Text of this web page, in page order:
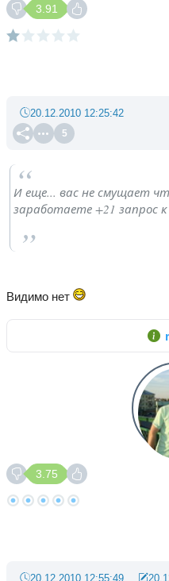
3.91
5
20.12.2010 12:25:42
И еще... вас не смущает
заработаете +21 запрос к
Видимо нет
3.75
20.12.2010 12:55:49